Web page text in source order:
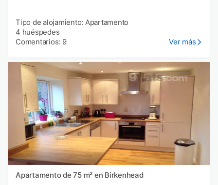
Tipo de alojamiento: Apartamento
4 huéspedes
Comentarios: 9
Ver más
Apartamento de 75 m² en Birkenhead